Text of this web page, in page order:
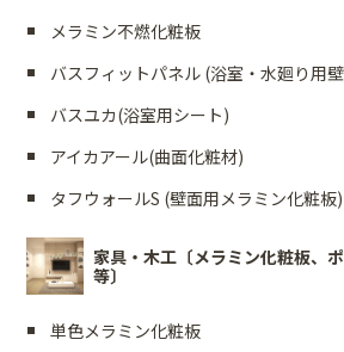
メラミン不燃化粧板
バスフィットパネル (浴室・水廻り用
バスユカ(浴室用シート)
アイカアール(曲面化粧材)
タフウォールS (壁面用メラミン化粧板)
家具・木工〔メラミン化粧板、
等〕
単色メラミン化粧板